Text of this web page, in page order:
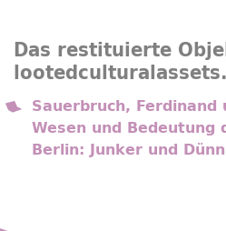
Das restituierte
Sauerbruch, Ferdinand
Wesen und Bedeutung
Berlin: Junker und